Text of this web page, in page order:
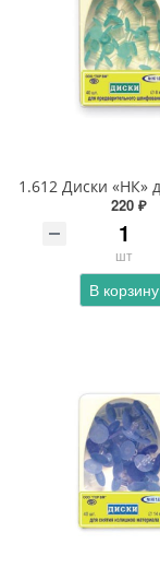
220 ₽
шт
В корзину